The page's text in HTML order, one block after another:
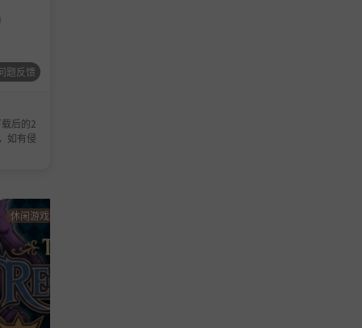
题反馈
后的2
如有侵
休闲游戏